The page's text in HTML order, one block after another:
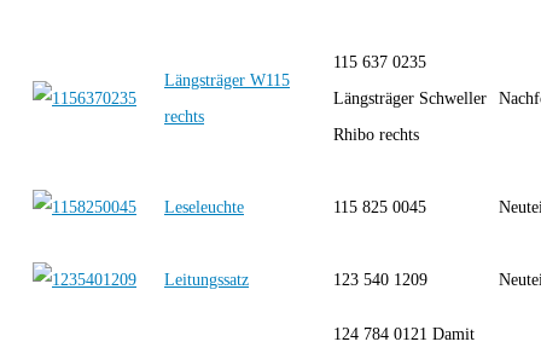
Längsträger W115
rechts
115 637 0235
Längsträger Schweller
Rhibo rechts
Leseleuchte 115 825 0045
Leitungssatz 123 540 1209
124 784 0121 Damit